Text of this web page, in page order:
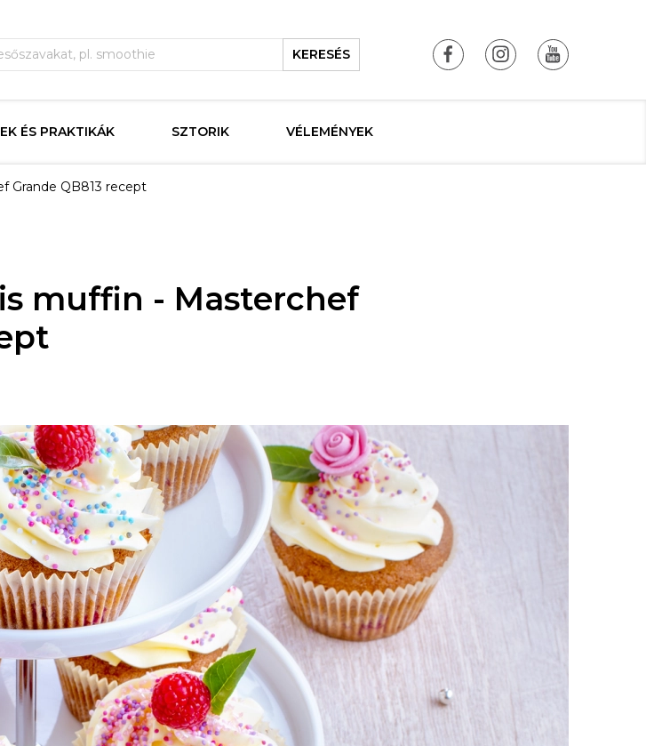
KERESÉS
ÉS PRAKTIKÁK SZTORIK VÉLEMÉNYEK
Grande QB813 recept
muffin - Masterchef